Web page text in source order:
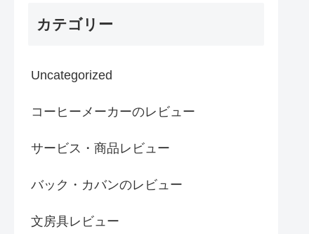
カテゴリー
Uncategorized
コーヒーメーカーのレビュー
サービス・商品レビュー
バック・カバンのレビュー
文房具レビュー